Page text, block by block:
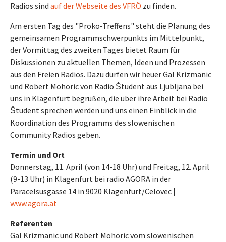
Radios sind auf der Webseite des VFRÖ zu finden.
Am ersten Tag des "Proko-Treffens" steht die Planung des
gemeinsamen Programmschwerpunkts im Mittelpunkt,
der Vormittag des zweiten Tages bietet Raum für
Diskussionen zu aktuellen Themen, Ideen und Prozessen
aus den Freien Radios. Dazu dürfen wir heuer Gal Krizmanic
und Robert Mohoric von Radio Študent aus Ljubljana bei
uns in Klagenfurt begrüßen, die über ihre Arbeit bei Radio
Študent sprechen werden und uns einen Einblick in die
Koordination des Programms des slowenischen
Community Radios geben.
Termin und Ort
Donnerstag, 11. April (von 14-18 Uhr) und Freitag, 12. April
(9-13 Uhr) in Klagenfurt bei radio AGORA in der
Paracelsusgasse 14 in 9020 Klagenfurt/Celovec |
www.agora.at
Referenten
Gal Krizmanic und Robert Mohoric vom slowenischen